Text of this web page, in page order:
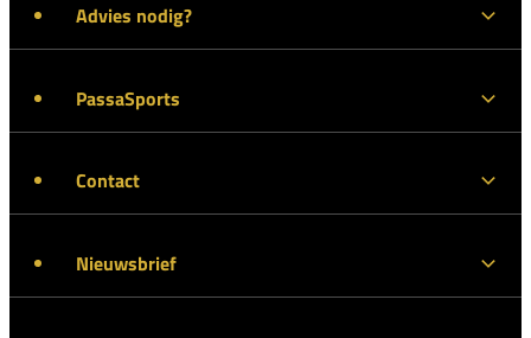
Advies nodig?
PassaSports
Contact
Nieuwsbrief